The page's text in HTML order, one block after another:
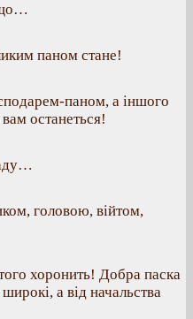
паном стане!
паном, а іншого
останеться!
головою, війтом,
хоронить! Добра паска
а від начальства